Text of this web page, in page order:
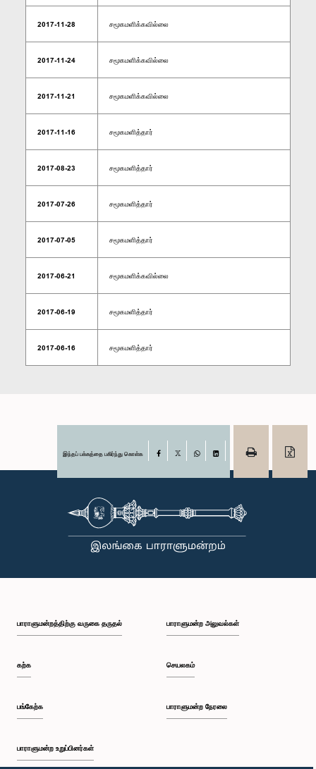
2017-11-28 சமூகமளிக்கவில்லை
2017-11-24 சமூகமளிக்கவில்லை
2017-11-21 சமூகமளிக்கவில்லை
2017-11-16 சமூகமளித்தார்
2017-08-23 சமூகமளித்தார்
2017-07-26 சமூகமளித்தார்
2017-07-05 சமூகமளித்தார்
2017-06-21 சமூகமளிக்கவில்லை
2017-06-19 சமூகமளித்தார்
2017-06-16 சமூகமளித்தார்
இந்தப் பக்கத்தை பகிர்ந்து கொள்க Facebook
பாராளுமன்றத்திற்கு வருகை தருதல்
கற்க
பங்கேற்க
பாராளுமன்ற உறுப்பினர்கள்
பாராளுமன்ற அலுவல்கள்
செயலகம்
பாராளுமன்ற நேரலை